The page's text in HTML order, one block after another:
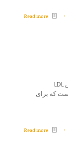
۰ Read more
آزمایش LDL ، اهمیت ، روش ، تفسیر نتایج آزمایش LDL
که برای
۰ Read more